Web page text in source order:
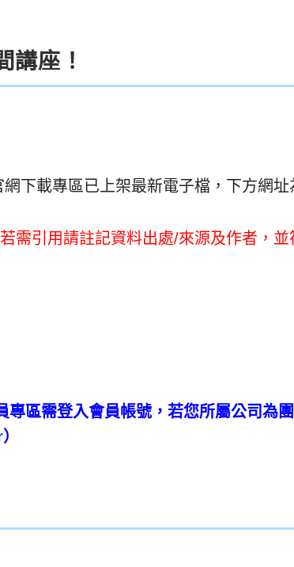
講座！
網下載專區已上架最新電子檔， 下方網址
若需引用請註記資料出處/來源及作者，並
專區需登入會員帳號， 若您所屬公司為
）